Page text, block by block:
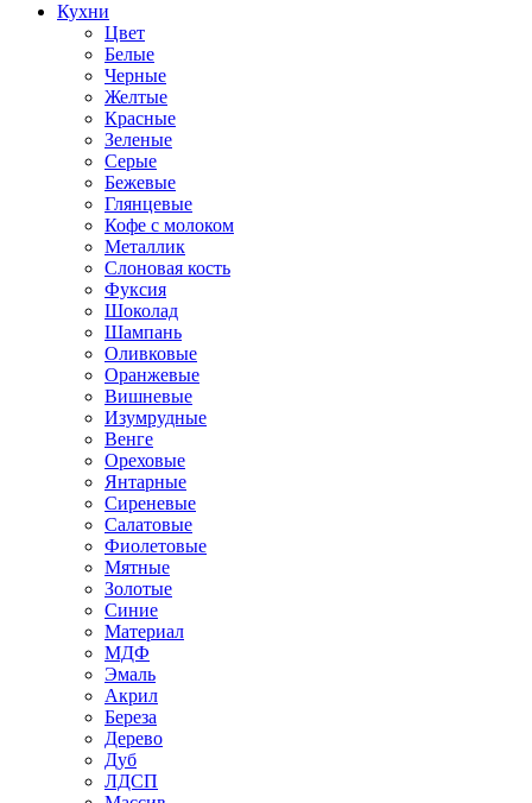
Кухни
Цвет
Белые
Черные
Желтые
Красные
Зеленые
Серые
Бежевые
Глянцевые
Кофе с молоком
Металлик
Слоновая кость
Фуксия
Шоколад
Шампань
Оливковые
Оранжевые
Вишневые
Изумрудные
Венге
Ореховые
Янтарные
Сиреневые
Салатовые
Фиолетовые
Мятные
Золотые
Синие
Материал
МДФ
Эмаль
Акрил
Береза
Дерево
Дуб
ЛДСП